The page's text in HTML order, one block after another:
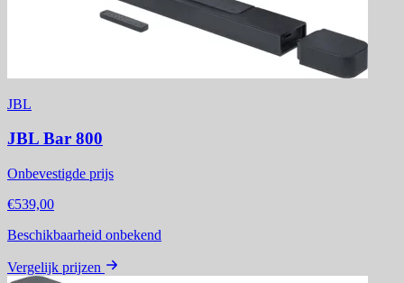
JBL
JBL Bar 800
Onbevestigde prijs
€539,00
Beschikbaarheid onbekend
Vergelijk prijzen